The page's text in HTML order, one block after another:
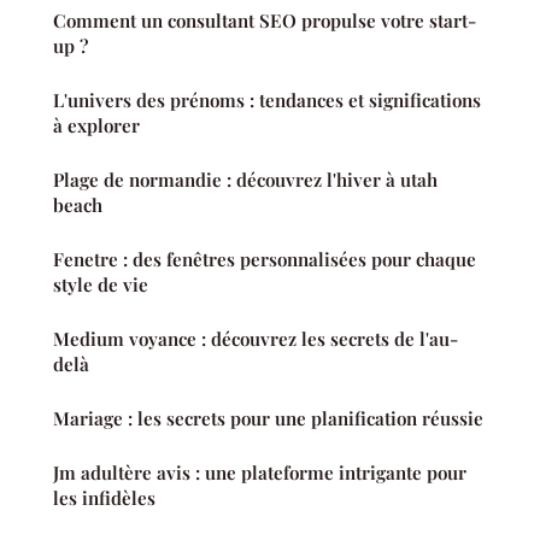
Comment un consultant SEO propulse votre start-
up ?
L'univers des prénoms : tendances et significations
à explorer
Plage de normandie : découvrez l'hiver à utah
beach
Fenetre : des fenêtres personnalisées pour chaque
style de vie
Medium voyance : découvrez les secrets de l'au-
delà
Mariage : les secrets pour une planification réussie
Jm adultère avis : une plateforme intrigante pour
les infidèles